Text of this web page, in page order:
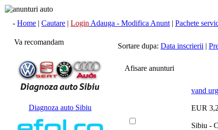
- Home | Cautare | Login Adauga - Modifica Anunt | Pachete
Va recomandam
Diagnoza auto Sibiu
Sortare dupa: Data inscrierii |
Afisare anunturi
vand
EUR
Sibiu -